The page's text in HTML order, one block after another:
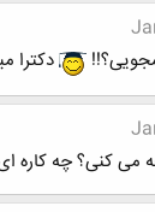
دکترا
می کنی؟ چه کاره